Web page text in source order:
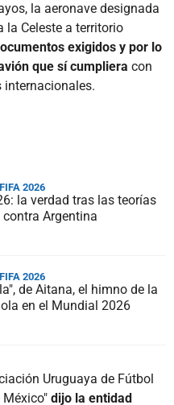
la aeronave designada
la Celeste a territorio
exigidos y por lo
que sí cumpliera con
2026
la verdad tras las teorías
Argentina
2026
de Aitana, el himno de la
en el Mundial 2026
Uruguaya de Fútbol
México" dijo la entidad